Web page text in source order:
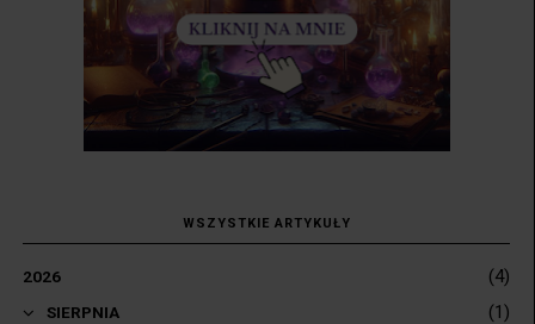
WSZYSTKIE ARTYKUŁY
2026 (4)
▼ SIERPNIA
(1)